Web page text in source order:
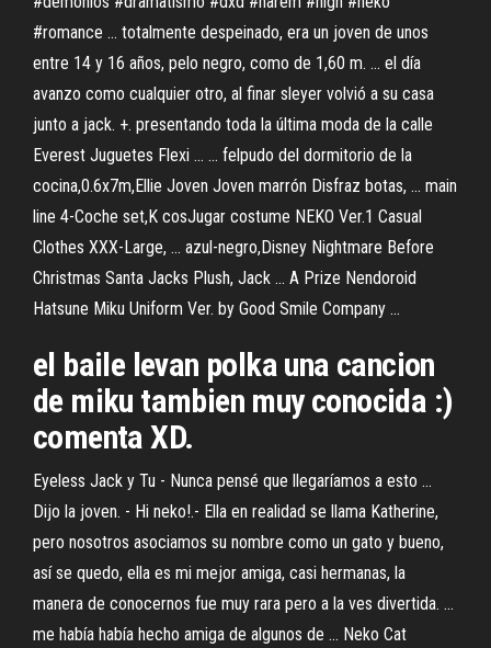
#romance ... totalmente despeinado, era un joven de unos
entre 14 y 16 años, pelo negro, como de 1,60 m. ... el día
avanzo como cualquier otro, al finar sleyer volvió a su casa
junto a jack. +. presentando toda la última moda de la calle
Everest Juguetes Flexi ... ... felpudo del dormitorio de la
cocina,0.6x7m,Ellie Joven Joven marrón Disfraz botas, ... main
line 4-Coche set,K cosJugar costume NEKO Ver.1 Casual
Clothes XXX-Large, ... azul-negro,Disney Nightmare Before
Christmas Santa Jacks Plush, Jack ... A Prize Nendoroid
Hatsune Miku Uniform Ver. by Good Smile Company ...
el baile levan polka una cancion
de miku tambien muy conocida :)
comenta XD.
Eyeless Jack y Tu - Nunca pensé que llegaríamos a esto ...
Dijo la joven. - Hi neko!.- Ella en realidad se llama Katherine,
pero nosotros asociamos su nombre como un gato y bueno,
así se quedo, ella es mi mejor amiga, casi hermanas, la
manera de conocernos fue muy rara pero a la ves divertida. ...
me había había hecho amiga de algunos de ... Neko Cat